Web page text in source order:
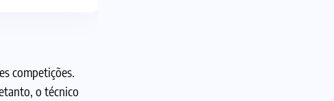
competições.
o técnico